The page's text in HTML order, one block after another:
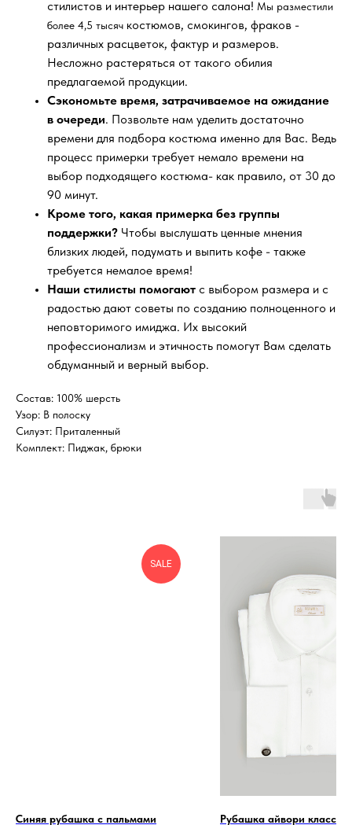
стилистов и интерьер нашего салона! Мы разместили
более 4,5 тысяч костюмов, смокингов, фраков -
различных расцветок, фактур и размеров.
Несложно растеряться от такого обилия
предлагаемой продукции.
Сэкономьте время, затрачиваемое на ожидание
в очереди. Позвольте нам уделить достаточно
времени для подбора костюма именно для Вас. Ведь
процесс примерки требует немало времени на
выбор подходящего костюма- как правило, от 30 до
90 минут.
Кроме того, какая примерка без группы
поддержки? Чтобы выслушать ценные мнения
близких людей, подумать и выпить кофе - также
требуется немалое время!
Наши стилисты помогают с выбором размера и с
радостью дают советы по созданию полноценного и
неповторимого имиджа. Их высокий
профессионализм и этичность помогут Вам сделать
обдуманный и верный выбор.
Состав: 100% шерсть
Узор: В полоску
Силуэт: Приталенный
Комплект: Пиджак, брюки
SALE
Синяя рубашка с пальмами Рубашка айвори